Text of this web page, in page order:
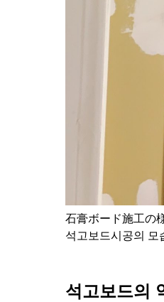
石膏ボード施工の
석고보드시공의 모
석고보드의